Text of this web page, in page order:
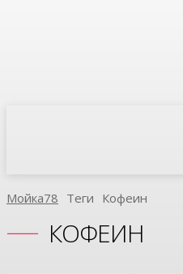
Мойка78 Теги Кофеин
КОФЕИН